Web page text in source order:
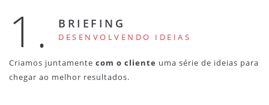
1. BRIEFING
DESENVOLVENDO IDEIAS
Criamos juntamente com o cliente uma série de ideias para
chegar ao melhor resultados.